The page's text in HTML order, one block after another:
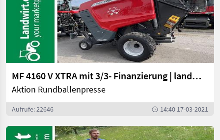
MF 4160 V XTRA mit 3/3- Finanzierung | landwirt.com
Aktion Rundballenpresse
Aufrufe: 22646 14:40 17-03-2021